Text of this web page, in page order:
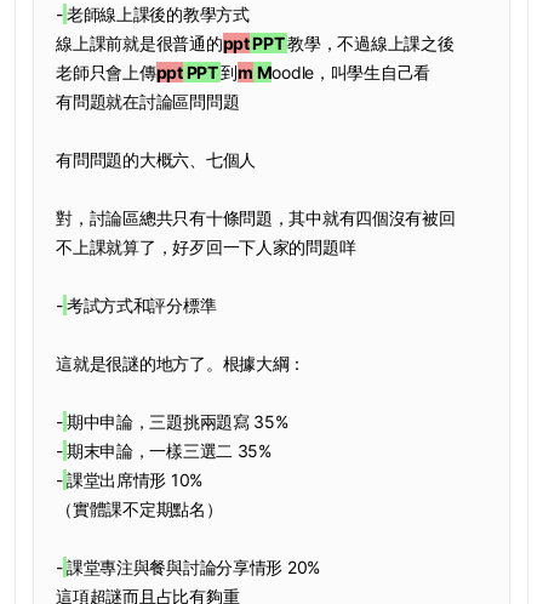
-老師線上課後的教學方式
線上課前就是很普通的pptPPT教學，不過線上課之後
老師只會上傳pptPPT到m Moodle，叫學生自己看
有問題就在討論區問問題
有問問題的大概六、七個人
對，討論區總共只有十條問題，其中就有四個沒有被回
不上課就算了，好歹回一下人家的問題咩
-考試方式和評分標準
這就是很謎的地方了。根據大綱：
-期中申論，三題挑兩題寫 35%
-期末申論，一樣三選二 35%
-課堂出席情形 10%
（實體課不定期點名）
-課堂專注與餐與討論分享情形 20%
這項超謎而且占比有夠重